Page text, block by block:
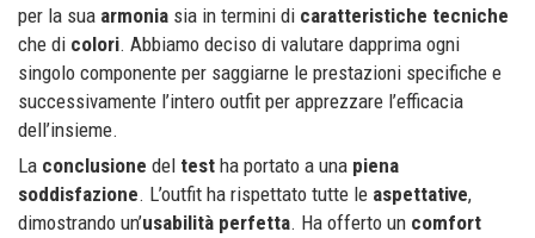
per la sua armonia sia in termini di caratteristiche tecniche
che di colori. Abbiamo deciso di valutare dapprima ogni
singolo componente per saggiarne le prestazioni specifiche e
successivamente l’intero outfit per apprezzare l’efficacia
dell’insieme.
La conclusione del test ha portato a una piena
soddisfazione. L’outfit ha rispettato tutte le aspettative,
dimostrando un’usabilità perfetta. Ha offerto un comfort